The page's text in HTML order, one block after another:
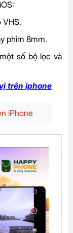
VHS.
phim 8mm.
số bộ lọc và
trên iphone
iPhone